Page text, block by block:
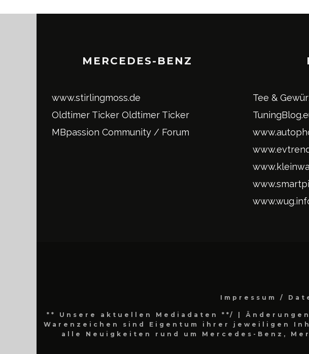
MERCEDES-BENZ
www.stirlingmoss.de
Oldtimer Ticker Oldtimer Ticker
MBpassion Community / Forum
Tee &
Impressum /
** Unsere aktuellen Mediadaten **/
|
Warenzeichen sind Eigentum ihrer jeweiligen
alle Neuigkeiten rund um Mercedes-Benz,